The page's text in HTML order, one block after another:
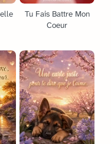
Tu Fais Battre Mon
Coeur